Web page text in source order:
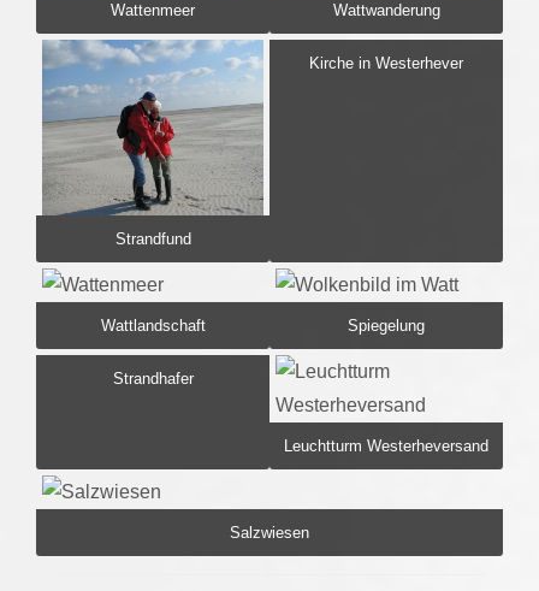
Wattenmeer Wattwanderung
Strandfund
Kirche in Westerhever
Wattlandschaft Spiegelung
Strandhafer
Leuchtturm Westerheversand
Salzwiesen